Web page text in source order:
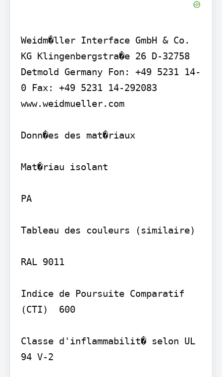
Weidm�ller Interface GmbH & Co.
KG Klingenbergstra�e 26 D-32758
Detmold Germany Fon: +49 5231 14-
0 Fax: +49 5231 14-292083
www.weidmueller.com
Donn�es des mat�riaux
Mat�riau isolant
PA
Tableau des couleurs (similaire)
RAL 9011
Indice de Poursuite Comparatif
(CTI)  600
Classe d'inflammabilit� selon UL
94 V-2